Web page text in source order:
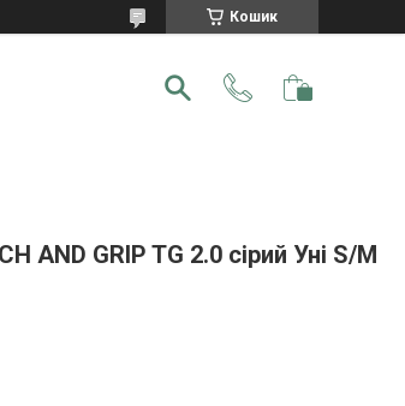
Кошик
AND GRIP TG 2.0 сірий Уні S/M